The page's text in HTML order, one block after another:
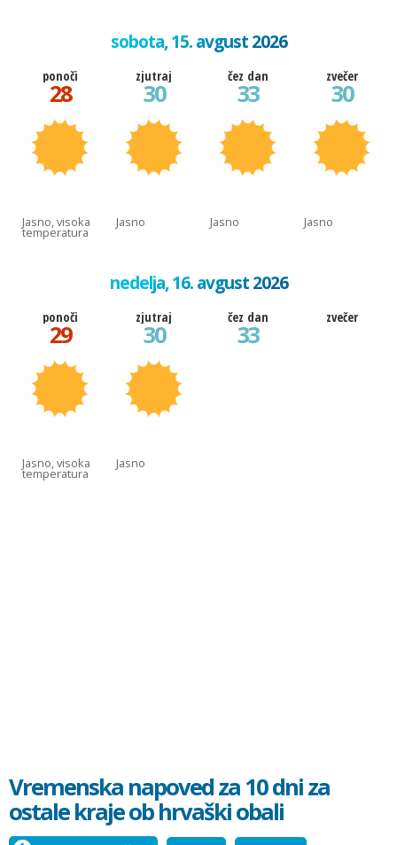
sobota, 15. avgust 2026
ponoči
28
Jasno, visoka
temperatura
zjutraj
30
Jasno
čez dan
33
Jasno
zvečer
30
Jasno
nedelja, 16. avgust 2026
ponoči
29
Jasno, visoka
temperatura
zjutraj
30
Jasno
čez dan
33
zvečer
Vremenska napoved za 10 dni za
ostale kraje ob hrvaški obali